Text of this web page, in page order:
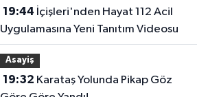
19:44
Uygulamasına Yeni Tanıtım Videosu
Asayiş
19:32